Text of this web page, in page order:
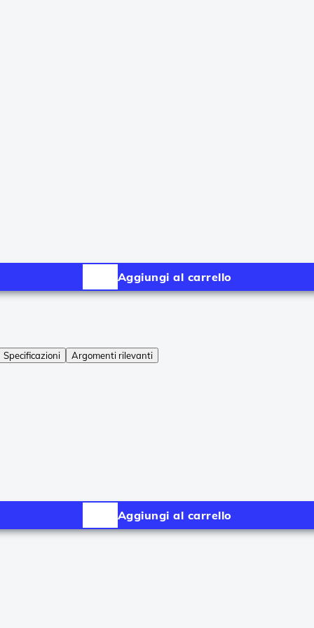
Aggiungi al carrello
Specificazioni Argomenti rilevanti
Aggiungi al carrello